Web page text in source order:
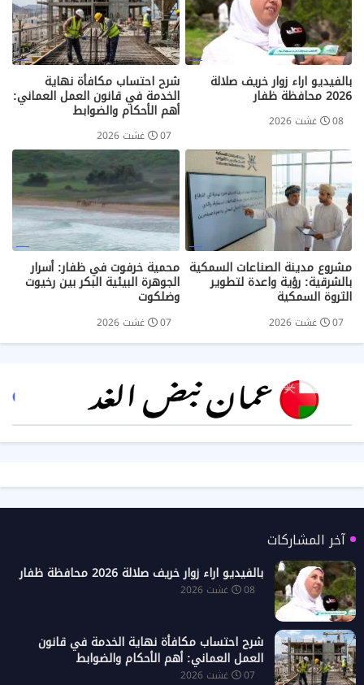
بالفيديو اراء زوار خريف صلالة
2026 محافظة ظفار
08 غشت 2026
شرح احتساب مكافأة نهاية
الخدمة في قانون العمل العماني:
أهم الأحكام والضوابط
07 غشت 2026
مشروع مدينة الصناعات السمكية
بالشرقية: رؤية واعدة لتطوير
الثروة السمكية
07 غشت 2026
محمية خرفوت في ظفار: أسرار
الجوهرة البيئية البكر بين رخيوت
وضلكوت
07 غشت 2026
آخر المشاركات
بالفيديو اراء زوار خريف صلالة 2026 محافظة ظفار
08 غشت 2026
شرح احتساب مكافأة نهاية الخدمة في قانون
العمل العماني: أهم الأحكام والضوابط
07 غشت 2026